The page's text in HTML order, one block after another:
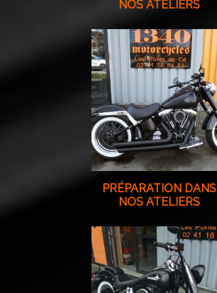
NOS ATELIERS
PRÉPARATION DANS
NOS ATELIERS